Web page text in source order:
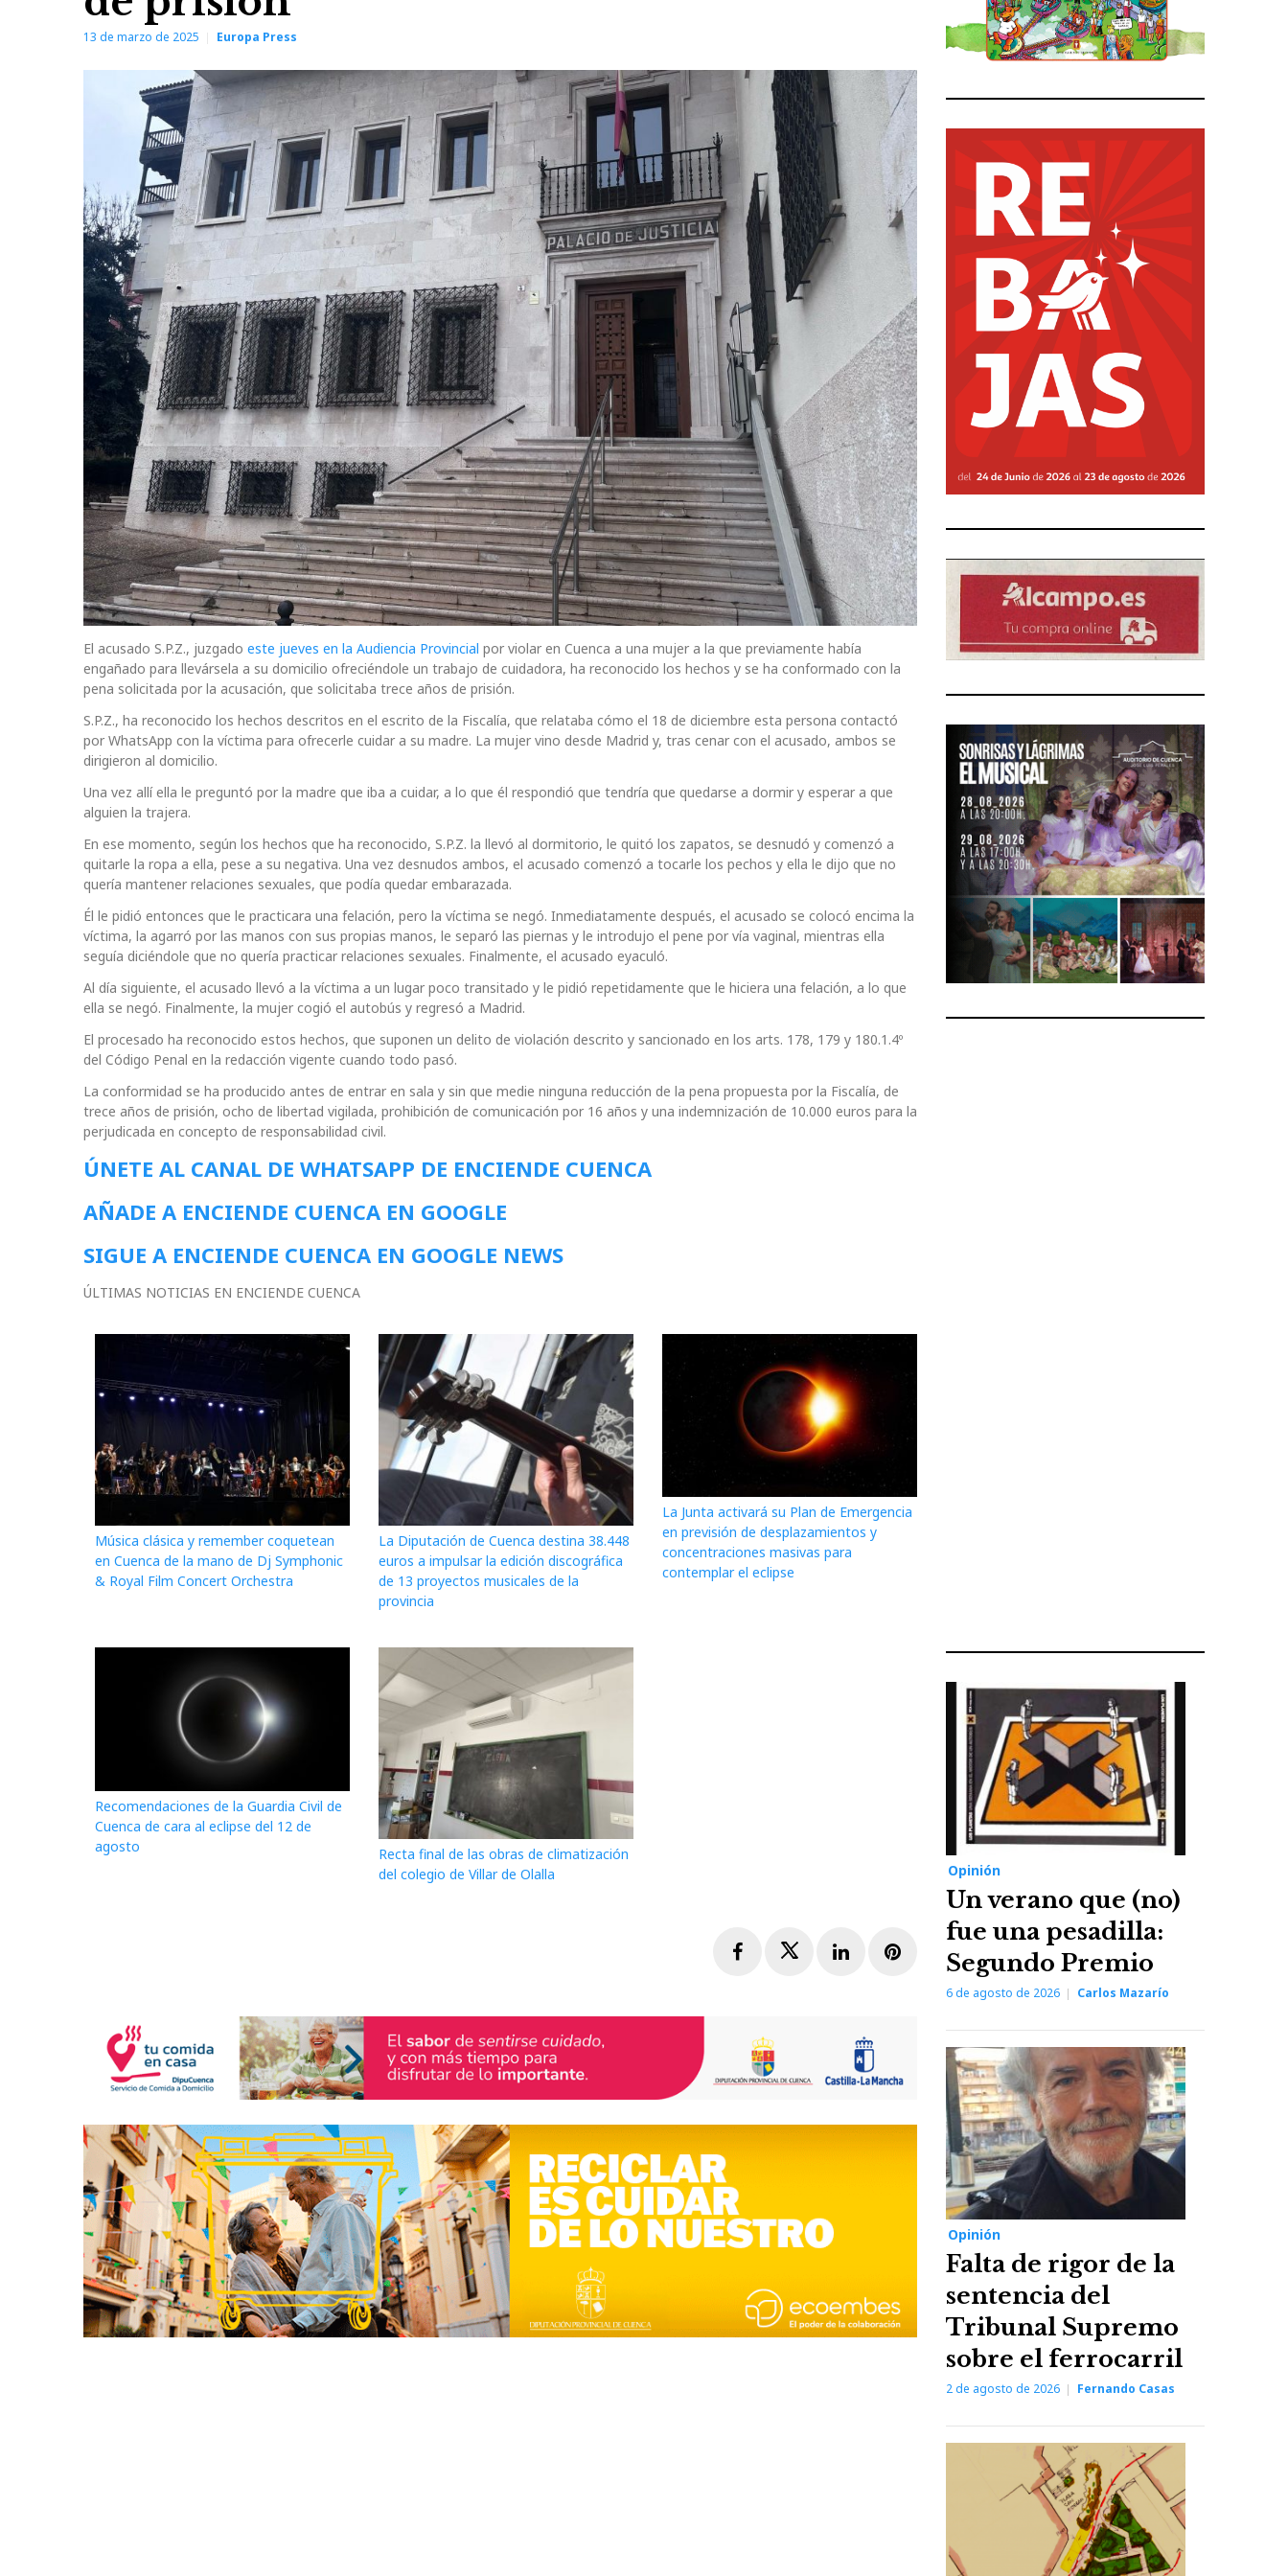
13 de marzo de 2025 Europa Press
El acusado S.P.Z., juzgado este jueves en la Audiencia Provincial por violar en Cuenca a una mujer a la que previamente había
engañado para llevársela a su domicilio ofreciéndole un trabajo de cuidadora, ha reconocido los hechos y se ha conformado con la
pena solicitada por la acusación, que solicitaba trece años de prisión.
S.P.Z., ha reconocido los hechos descritos en el escrito de la Fiscalía, que relataba cómo el 18 de diciembre esta persona contactó
por WhatsApp con la víctima para ofrecerle cuidar a su madre. La mujer vino desde Madrid y, tras cenar con el acusado, ambos se
dirigieron al domicilio.
Una vez allí ella le preguntó por la madre que iba a cuidar, a lo que él respondió que tendría que quedarse a dormir y esperar a que
alguien la trajera.
En ese momento, según los hechos que ha reconocido, S.P.Z. la llevó al dormitorio, le quitó los zapatos, se desnudó y comenzó a
quitarle la ropa a ella, pese a su negativa. Una vez desnudos ambos, el acusado comenzó a tocarle los pechos y ella le dijo que no
quería mantener relaciones sexuales, que podía quedar embarazada.
Él le pidió entonces que le practicara una felación, pero la víctima se negó. Inmediatamente después, el acusado se colocó encima la
víctima, la agarró por las manos con sus propias manos, le separó las piernas y le introdujo el pene por vía vaginal, mientras ella
seguía diciéndole que no quería practicar relaciones sexuales. Finalmente, el acusado eyaculó.
Al día siguiente, el acusado llevó a la víctima a un lugar poco transitado y le pidió repetidamente que le hiciera una felación, a lo que
ella se negó. Finalmente, la mujer cogió el autobús y regresó a Madrid.
El procesado ha reconocido estos hechos, que suponen un delito de violación descrito y sancionado en los arts. 178, 179 y 180.1.4º
del Código Penal en la redacción vigente cuando todo pasó.
La conformidad se ha producido antes de entrar en sala y sin que medie ninguna reducción de la pena propuesta por la Fiscalía, de
trece años de prisión, ocho de libertad vigilada, prohibición de comunicación por 16 años y una indemnización de 10.000 euros para la
perjudicada en concepto de responsabilidad civil.
ÚNETE AL CANAL DE WHATSAPP DE ENCIENDE CUENCA
AÑADE A ENCIENDE CUENCA EN GOOGLE
SIGUE A ENCIENDE CUENCA EN GOOGLE NEWS
ÚLTIMAS NOTICIAS EN ENCIENDE CUENCA
Música clásica y remember coquetean
en Cuenca de la mano de Dj Symphonic
& Royal Film Concert Orchestra
La Diputación de Cuenca destina 38.448
euros a impulsar la edición discográfica
de 13 proyectos musicales de la
provincia
La Junta activará su Plan de Emergencia
en previsión de desplazamientos y
concentraciones masivas para
contemplar el eclipse
Recomendaciones de la Guardia Civil de
Cuenca de cara al eclipse del 12 de
agosto
Recta final de las obras de climatización
del colegio de Villar de Olalla
FacebookTwitterLinkedInPinterest
Opinión
Un verano que (no)
fue una pesadilla:
Segundo Premio
6 de agosto de 2026 Carlos Mazarío
Opinión
Falta de rigor de la
sentencia del
Tribunal Supremo
sobre el ferrocarril
2 de agosto de 2026 Fernando Casas